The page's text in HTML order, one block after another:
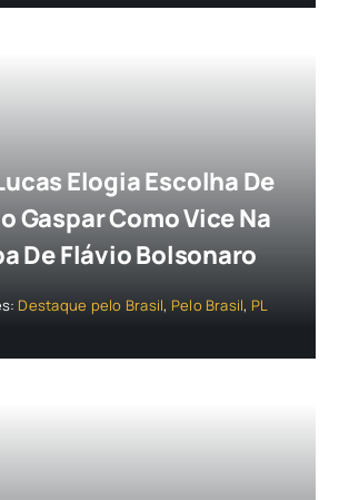
Elogia Escolha De
Gaspar Como Vice Na
De Flávio Bolsonaro
Destaque pelo Brasil, Pelo Brasil, PL